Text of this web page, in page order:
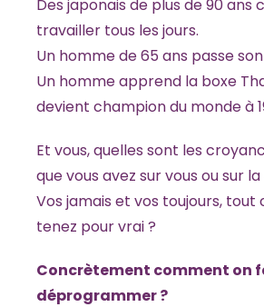
Des japonais de plus de 90 ans
travailler tous les jours.
Un homme de 65 ans passe
Un homme apprend la boxe
devient champion du monde à
Et vous, quelles sont les
que vous avez sur vous ou sur la
Vos jamais et vos toujours, tout
tenez pour vrai ?
Concrètement comment on
déprogrammer ?